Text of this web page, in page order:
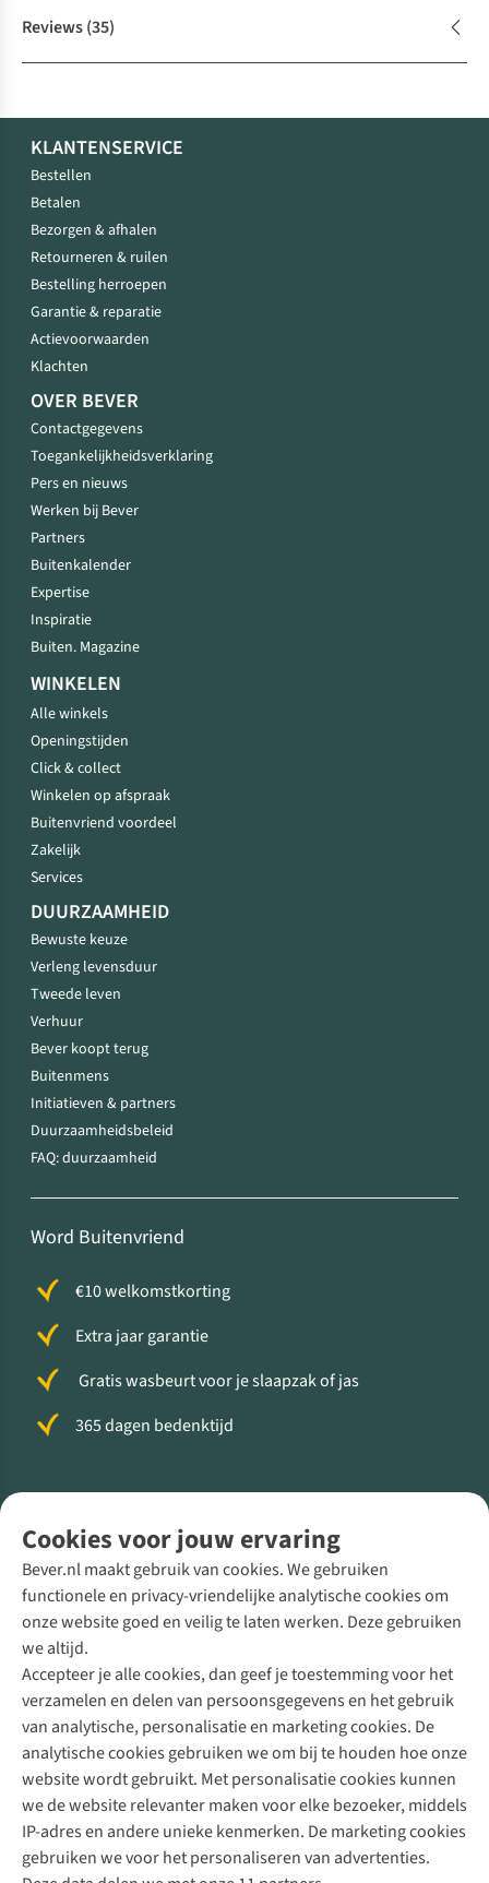
Reviews(35)
Cookies voor jouw ervaring
Bever.nl maakt gebruik van cookies. We gebruiken
functionele en privacy-vriendelijke analytische cookies om
onze website goed en veilig te laten werken. Deze gebruiken
we altijd.
Accepteer je alle cookies, dan geef je toestemming voor het
verzamelen en delen van persoonsgegevens en het gebruik
van analytische, personalisatie en marketing cookies. De
analytische cookies gebruiken we om bij te houden hoe onze
website wordt gebruikt. Met personalisatie cookies kunnen
we de website relevanter maken voor elke bezoeker, middels
IP-adres en andere unieke kenmerken. De marketing cookies
gebruiken we voor het personaliseren van advertenties.
KLANTENSERVICE
Bestellen
Betalen
Bezorgen & afhalen
Retourneren & ruilen
Bestelling herroepen
Garantie & reparatie
Actievoorwaarden
Klachten
OVER BEVER
Contactgegevens
Toegankelijkheidsverklaring
Pers en nieuws
Werken bij Bever
Partners
Buitenkalender
Expertise
Inspiratie
Buiten. Magazine
WINKELEN
Alle winkels
Openingstijden
Click & collect
Winkelen op afspraak
Buitenvriend voordeel
Zakelijk
Services
DUURZAAMHEID
Bewuste keuze
Verleng levensduur
Tweede leven
Verhuur
Bever koopt terug
Buitenmens
Initiatieven & partners
Duurzaamheidsbeleid
FAQ: duurzaamheid
Word Buitenvriend
€10 welkomstkorting
Extra jaar garantie
Gratis wasbeurt voor je slaapzak of jas
365 dagen bedenktijd
Direct advies van een Buitenexpert
+31 (0)85 888 50 88
+31 6 12 28 49 80
Contactformulier